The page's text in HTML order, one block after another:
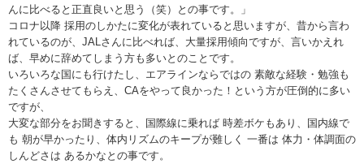
んに比べると正直良いと思う（笑）との事です。」
コロナ以降 採用のしかたに変化が表れていると思いますが、昔から言わ
れているのが、JALさんに比べれば、大量採用傾向ですが、言いかえれ
ば、早めに辞めてしまう方も多いとのことです。
いろいろな国にも行けたし、エアラインならではの 素敵な経験・勉強も
たくさんさせてもらえ、CAをやって良かった！という方が圧倒的に多い
ですが、
大変な部分をお聞きすると、国際線に乗れば 時差ボケもあり、国内線で
も 朝が早かったり、体内リズムのキープが難しく 一番は 体力・体調面の
しんどさは あるかなとの事です。